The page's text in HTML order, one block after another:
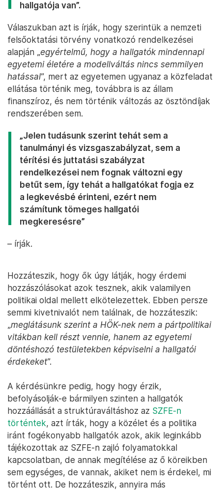
hallgatója van”.
Válaszukban azt is írják, hogy szerintük a nemzeti
felsőoktatási törvény vonatkozó rendelkezései
alapján „egyértelmű, hogy a hallgatók mindennapi
egyetemi életére a modellváltás nincs semmilyen
hatással”, mert az egyetemen ugyanaz a közfeladat
ellátása történik meg, továbbra is az állam
finanszíroz, és nem történik változás az ösztöndíjak
rendszerében sem.
„Jelen tudásunk szerint tehát sem a
tanulmányi és vizsgaszabályzat, sem a
térítési és juttatási szabályzat
rendelkezései nem fognak változni egy
betűt sem, így tehát a hallgatókat fogja ez
a legkevésbé érinteni, ezért nem
számítunk tömeges hallgatói
megkeresésre”
– írják.
Hozzáteszik, hogy ők úgy látják, hogy érdemi
hozzászólásokat azok tesznek, akik valamilyen
politikai oldal mellett elkötelezettek. Ebben persze
semmi kivetnivalót nem találnak, de hozzáteszik:
„meglátásunk szerint a HÖK-nek nem a pártpolitikai
vitákban kell részt vennie, hanem az egyetemi
döntéshozó testületekben képviselni a hallgatói
érdekeket”.
A kérdésünkre pedig, hogy hogy érzik,
befolyásolják-e bármilyen szinten a hallgatók
hozzáállását a struktúraváltáshoz az SZFE-n
történtek, azt írták, hogy a közélet és a politika
iránt fogékonyabb hallgatók azok, akik leginkább
tájékozottak az SZFE-n zajló folyamatokkal
kapcsolatban, de annak megítélése az ő köreikben
sem egységes, de vannak, akiket nem is érdekel, mi
történt ott. De hozzáteszik, annyira más